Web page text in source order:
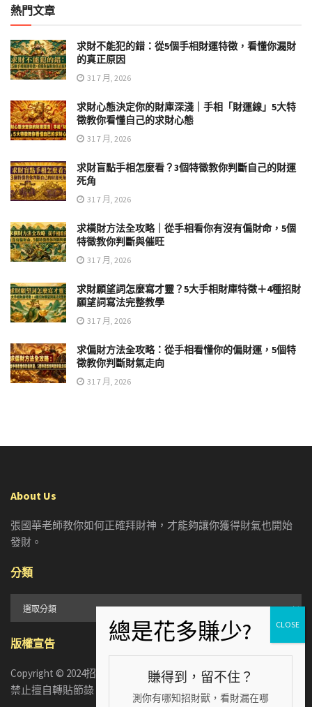
熱門文章
求財不能犯的錯：從5個手相財運特徵，看懂你漏財
的真正原因
31 7 月, 2026
求財心態決定你的財庫深淺｜手相「財運線」5大特
徵教你看懂自己的求財心態
31 7 月, 2026
求財盲點手相怎麼看？3個特徵教你判斷自己的財運
死角
31 7 月, 2026
求橫財方法全攻略｜從手相看你有沒有偏財命，5個
特徵教你判斷與催旺
31 7 月, 2026
求財願望詞怎麼寫才靈？5大手相財庫特徵＋4種招財
願望詞寫法完整教學
31 7 月, 2026
求偏財方法全攻略：從手相看懂你的偏財運，5個特
徵教你判斷財氣走向
31 7 月, 2026
About Us
張國華老師教你如何正確拜財神，才能夠讓你獲得財氣也開始
發財。
分類
版權宣告
Copyright © 2024招財張國華. ALL RIGHTS RESERVED. 版權所有，
禁止擅自轉貼節錄
賺得到，留不住？
測你有哪知招財獸，看財漏在哪